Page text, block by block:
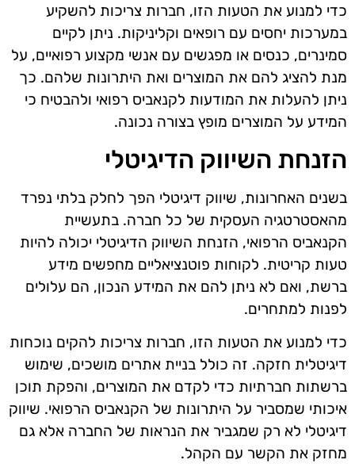
כדי למנוע את הטעות הזו, חברות צריכות להשקיע
במערכות יחסים עם רופאים וקליניקות. ניתן לקיים
סמינרים, כנסים או מפגשים עם אנשי מקצוע רפואיים, על
מנת להציג להם את המוצרים ואת היתרונות שלהם. כך
ניתן להעלות את המודעות לקנאביס רפואי ולהבטיח כי
המידע על המוצרים מופץ בצורה נכונה.
הזנחת השיווק הדיגיטלי
בשנים האחרונות, שיווק דיגיטלי הפך לחלק בלתי נפרד
מהאסטרטגיה העסקית של כל חברה. בתעשיית
הקנאביס הרפואי, הזנחת השיווק הדיגיטלי יכולה להיות
טעות קריטית. לקוחות פוטנציאליים מחפשים מידע
ברשת, ואם לא ניתן להם את המידע הנכון, הם עלולים
לפנות למתחרים.
כדי למנוע את הטעות הזו, חברות צריכות להקים נוכחות
דיגיטלית חזקה. זה כולל בניית אתרים מושכים, שימוש
ברשתות חברתיות כדי לקדם את המוצרים, והפקת תוכן
איכותי שמסביר על היתרונות של הקנאביס הרפואי. שיווק
דיגיטלי לא רק שמגביר את הנראות של החברה אלא גם
מחזק את הקשר עם הקהל.